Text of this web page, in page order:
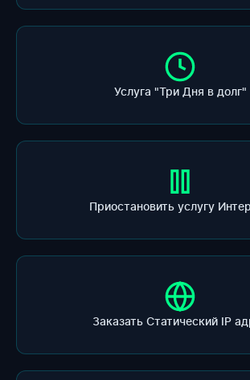
Услуга "Три Дня в долг"
Приостановить услугу
Заказать Статический IP